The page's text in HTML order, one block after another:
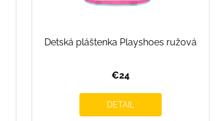
Detská pláštenka Playshoes ružová
€24
DETAIL